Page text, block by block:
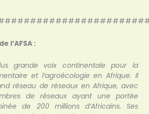
l’AFSA :
grande voix continentale pour la
et l’agroécologie en Afrique. Il
réseau de réseaux en Afrique, avec
de réseaux ayant une portée
de 200 millions d’Africains. Ses